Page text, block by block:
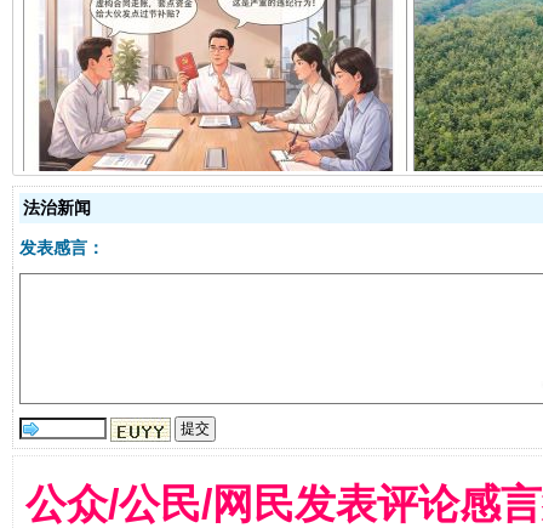
揭开“小金库”的免责幌子
受贿1.44亿！段成刚被判无期 从幼
法治新闻
发表感言：
公众/公民/网民发表评论感